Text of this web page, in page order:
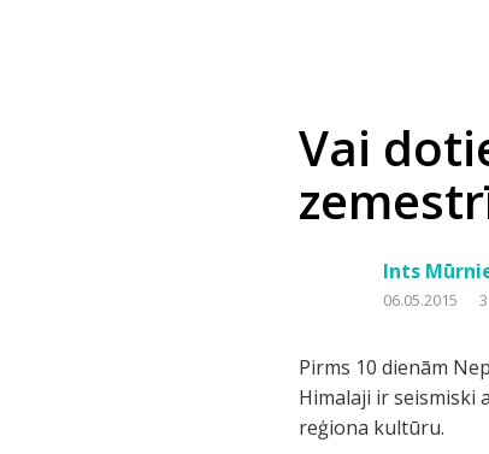
Vai
Ints
06.05.2015
Pirms 10 dienām
Himalaji ir seismiski
reģiona kultūru.